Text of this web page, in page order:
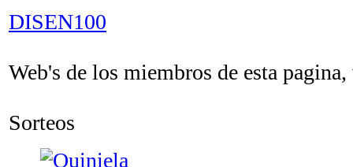
DISEN100
Web's de los miembros de esta
Sorteos